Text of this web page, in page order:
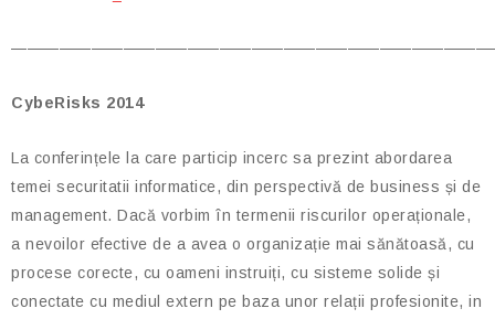
CybeRisks 2014
La conferințele la care particip incerc sa prezint abordarea
temei securitatii informatice, din perspectivă de business și de
management. Dacă vorbim în termenii riscurilor operaționale,
a nevoilor efective de a avea o organizație mai sănătoasă, cu
procese corecte, cu oameni instruiți, cu sisteme solide și
conectate cu mediul extern pe baza unor relații profesionite, in